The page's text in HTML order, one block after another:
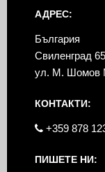
АДРЕС:
България
Свиленград
ул. М. Шомов
КОНТАКТИ:
+359 878
ПИШЕТЕ НИ: